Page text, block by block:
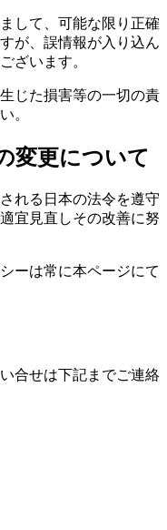
して、可能な限り正確
が、誤情報が入り込ん
ざいます。
じた損害等の一切の責
。
変更について
れる日本の法令を遵守
宜見直しその改善に努
ーは常に本ページにて
合せは下記までご連絡